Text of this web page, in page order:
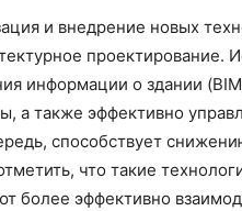
и внедрение новых
проектирование.
информации о здании
а также эффективно
способствует
что такие
более эффективно